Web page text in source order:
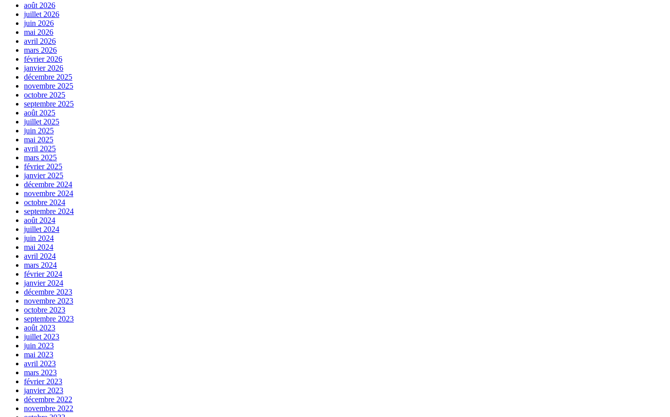
août 2026
juillet 2026
juin 2026
mai 2026
avril 2026
mars 2026
février 2026
janvier 2026
décembre 2025
novembre 2025
octobre 2025
septembre 2025
août 2025
juillet 2025
juin 2025
mai 2025
avril 2025
mars 2025
février 2025
janvier 2025
décembre 2024
novembre 2024
octobre 2024
septembre 2024
août 2024
juillet 2024
juin 2024
mai 2024
avril 2024
mars 2024
février 2024
janvier 2024
décembre 2023
novembre 2023
octobre 2023
septembre 2023
août 2023
juillet 2023
juin 2023
mai 2023
avril 2023
mars 2023
février 2023
janvier 2023
décembre 2022
novembre 2022